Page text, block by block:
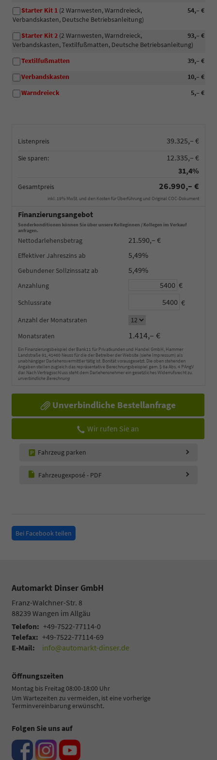
Listenpreis 39.325,– €
Sie sparen:
12.335,– €
31,4%
Gesamtpreis 26.990,– €
inkl. 19% MwSt. und den Kosten für Überführung und Original COC-Dokument
Finanzierungsangebot
Sonderkonditionen können Sie über unsere Kolleginnen / Kollegen im Verkauf
anfragen.
Nettodarlehensbetrag 21.590,– €
Effektiver Jahreszins 5,49%
Gebundener Sollzinssatz 5,49%
Anzahlung €
Schlussrate €
Anzahl der Monatsraten
Monatsraten
1.414,– €
Ein Finanzierungsbeispiel der Bank11 für Privatkunden und Handel GmbH, Hammer
Landstraße 91, 41460 Neuss für die der Betreiber der Website (siehe Impressum) als
unabhängiger Darlehensvermittler tätig ist. Bonität vorausgesetzt. Die oben stehenden
Angaben stellen zugleich das repräsentative Berechnungsbeispiel gem. § 6a Abs. 4 PAngV
dar. Nach Vertragsschluss steht dem Darlehensnehmer ein gesetzliches Widerrufsrecht zu.
unverbindliche Berechnung
Unverbindliche Bestellanfrage
Wir rufen Sie an
Fahrzeug parken
Fahrzeugexposé - PDF
54,– €
Starter Kit 1 (2 Warnwesten, Warndreieck,
Verbandskasten, Deutsche Betriebsanleitung)
93,– €
Starter Kit 2 (2 Warnwesten, Warndreieck,
Verbandskasten, Textilfußmatten, Deutsche Betriebsanleitung)
39,– €
Textilfußmatten
10,– €
Verbandskasten
5,– €
Warndreieck
Bei Facebook teilen
Automarkt Dinser GmbH
Franz-Walchner-Str. 8
88239 Wangen im Allgäu
Telefon: +49-7522-77114-0
Telefax: +49-7522-77114-69
E-Mail:
info@automarkt-dinser.de
Öffnungszeiten
Montag bis Freitag 08:00-18:00 Uhr
Um Wartezeiten zu vermeiden, ist eine vorherige
Terminvereinbarung erwünscht.
Folgen Sie uns auf